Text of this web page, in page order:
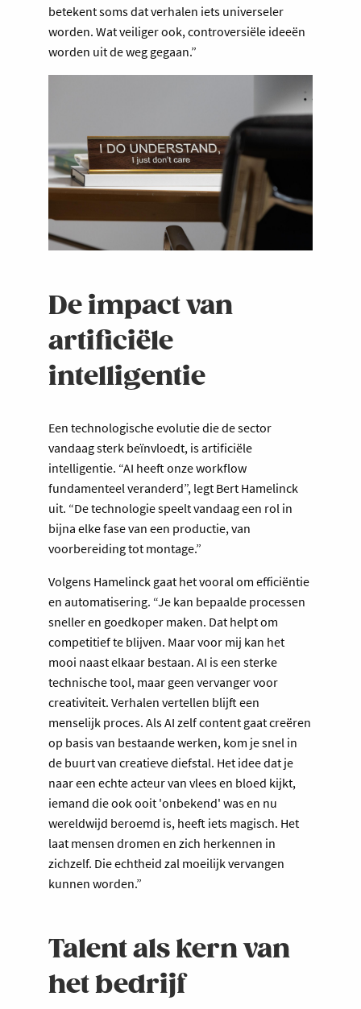
betekent soms dat verhalen iets universeler
worden. Wat veiliger ook, controversiële ideeën
worden uit de weg gegaan.”
De impact van
artificiële
intelligentie
Een technologische evolutie die de sector
vandaag sterk beïnvloedt, is artificiële
intelligentie. “AI heeft onze workflow
fundamenteel veranderd”, legt Bert Hamelinck
uit. “De technologie speelt vandaag een rol in
bijna elke fase van een productie, van
voorbereiding tot montage.”
Volgens Hamelinck gaat het vooral om efficiëntie
en automatisering. “Je kan bepaalde processen
sneller en goedkoper maken. Dat helpt om
competitief te blijven. Maar voor mij kan het
mooi naast elkaar bestaan. AI is een sterke
technische tool, maar geen vervanger voor
creativiteit. Verhalen vertellen blijft een
menselijk proces. Als AI zelf content gaat creëren
op basis van bestaande werken, kom je snel in
de buurt van creatieve diefstal. Het idee dat je
naar een echte acteur van vlees en bloed kijkt,
iemand die ook ooit 'onbekend' was en nu
wereldwijd beroemd is, heeft iets magisch. Het
laat mensen dromen en zich herkennen in
zichzelf. Die echtheid zal moeilijk vervangen
kunnen worden.”
Talent als kern van
het bedrijf